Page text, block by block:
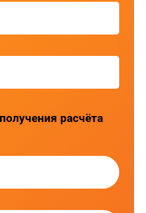
расчёта